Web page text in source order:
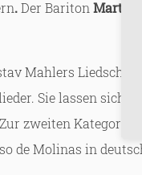
.Der BaritonMartin
Mahlers
Sie lassen sich
zweiten Kategorie
de Molinas in